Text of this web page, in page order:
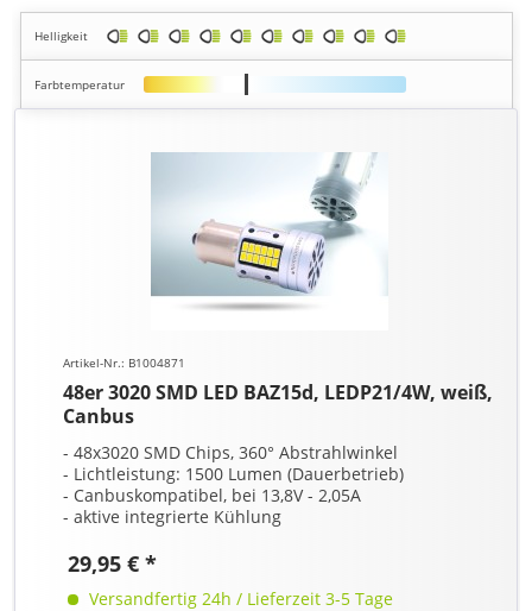
Helligkeit
Farbtemperatur
Artikel-Nr.: B1004871
48er 3020 SMD LED BAZ15d, LEDP21/4W, weiß,
Canbus
- 48x3020 SMD Chips, 360° Abstrahlwinkel
- Lichtleistung: 1500 Lumen (Dauerbetrieb)
- Canbuskompatibel, bei 13,8V - 2,05A
- aktive integrierte Kühlung
29,95 € *
Versandfertig 24h / Lieferzeit 3-5 Tage